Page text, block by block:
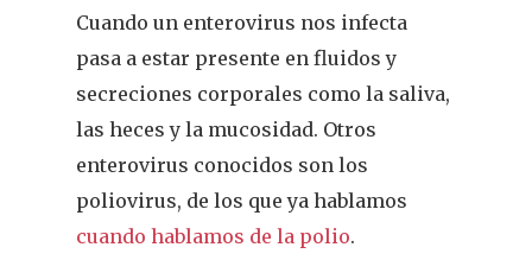
Cuando un enterovirus nos infecta
pasa a estar presente en fluidos y
secreciones corporales como la saliva,
las heces y la mucosidad. Otros
enterovirus conocidos son los
poliovirus, de los que ya hablamos
cuando hablamos de la polio.